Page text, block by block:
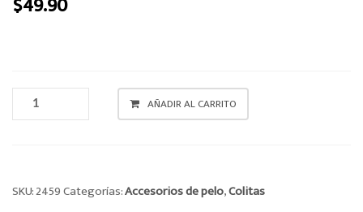
COLITA
CANTIDAD
AÑADIR AL CARRITO
SKU:2459Categorías:Accesorios de pelo,Colitas